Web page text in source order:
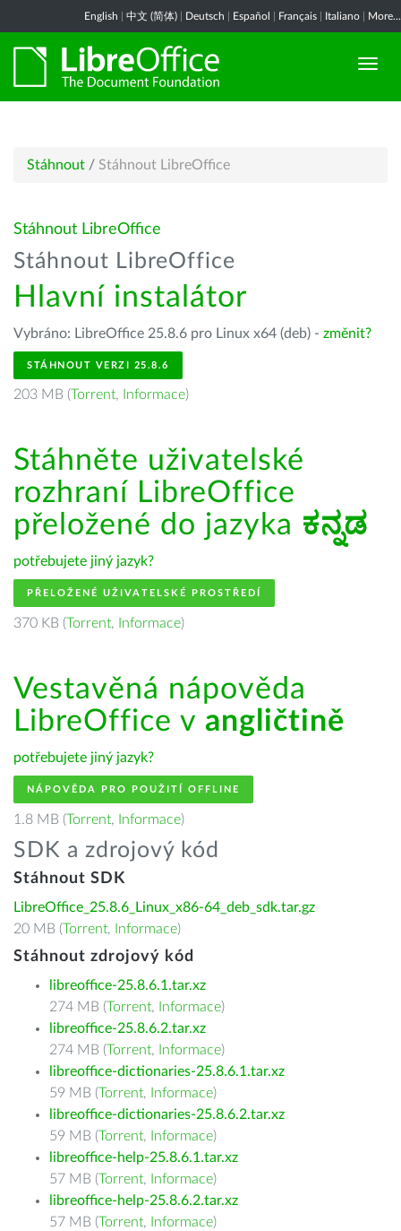
English 中文 (简体) Deutsch Español Français Italiano More...
Stáhnout / Stáhnout LibreOffice
Stáhnout LibreOffice
Stáhnout LibreOffice
Hlavní instalátor
Vybráno: LibreOffice 25.8.6 pro Linux x64 (deb) - změnit?
STÁHNOUT VERZI 25.8.6
203 MB (Torrent, Informace)
Stáhněte uživatelské
rozhraní LibreOffice
přeložené do jazyka ಕನ್ನಡ
potřebujete jiný jazyk?
PŘELOŽENÉ UŽIVATELSKÉ PROSTŘEDÍ
370 KB (Torrent, Informace)
Vestavěná nápověda
LibreOffice v angličtině
potřebujete jiný jazyk?
NÁPOVĚDA PRO POUŽITÍ OFFLINE
1.8 MB (Torrent, Informace)
SDK a zdrojový kód
Stáhnout SDK
LibreOffice_25.8.6_Linux_x86-64_deb_sdk.tar.gz
20 MB (Torrent, Informace)
Stáhnout zdrojový kód
libreoffice-25.8.6.1.tar.xz
274 MB (Torrent, Informace)
libreoffice-25.8.6.2.tar.xz
274 MB (Torrent, Informace)
libreoffice-dictionaries-25.8.6.1.tar.xz
59 MB (Torrent, Informace)
libreoffice-dictionaries-25.8.6.2.tar.xz
59 MB (Torrent, Informace)
libreoffice-help-25.8.6.1.tar.xz
57 MB (Torrent, Informace)
libreoffice-help-25.8.6.2.tar.xz
57 MB (Torrent, Informace)